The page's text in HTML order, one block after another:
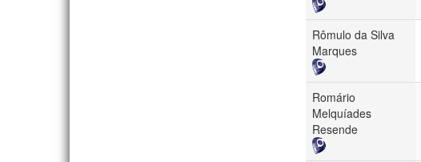
Rômulo da Silva
Marques
Romário
Melquíades
Resende